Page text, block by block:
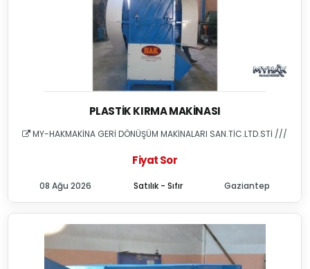
PLASTIK KIRMA MAKINASI
MY-HAKMAKİNA GERİ DÖNÜŞÜM MAKİNALARI SAN.TİC.LTD.STİ ///
Fiyat Sor
Satılık - Sıfır
08 Ağu 2026 Gaziantep